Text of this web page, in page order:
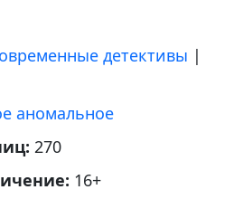
детективы |
аномальное
270
16+